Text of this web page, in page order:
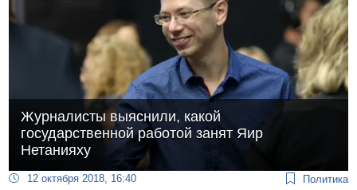
Журналисты выяснили, какой
государственной работой занят Яир
Нетанияху
12 октября 2018, 16:40 Политика